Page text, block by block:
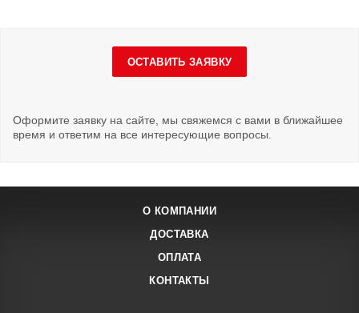
ОСТАВИТЬ ЗАЯВКУ
Оформите заявку на сайте, мы свяжемся с вами в ближайшее
время и ответим на все интересующие вопросы.
О КОМПАНИИ
ДОСТАВКА
ОПЛАТА
КОНТАКТЫ